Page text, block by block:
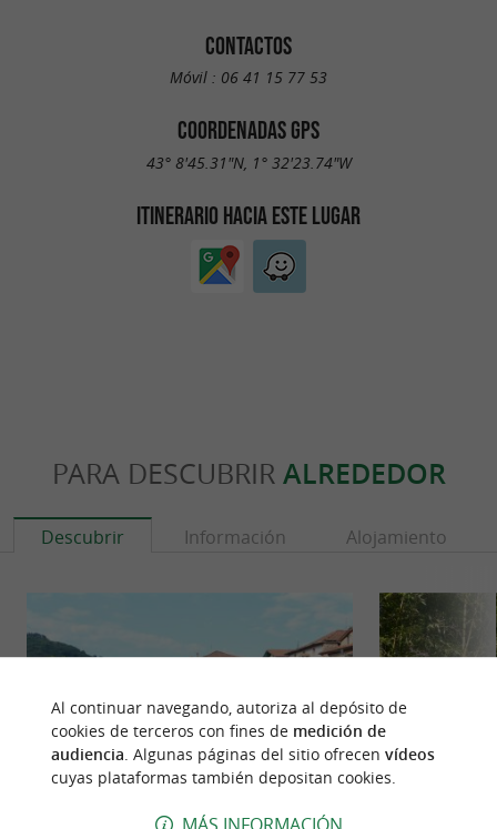
CONTACTOS
Móvil : 06 41 15 77 53
COORDENADAS GPS
43° 8'45.31"N, 1° 32'23.74"W
ITINERARIO HACIA ESTE LUGAR
PARA DESCUBRIR ALREDEDOR
Descubrir Información Alojamiento
Al continuar navegando, autoriza al depósito de
cookies de terceros con fines de medición de
audiencia. Algunas páginas del sitio ofrecen vídeos
cuyas plataformas también depositan cookies.